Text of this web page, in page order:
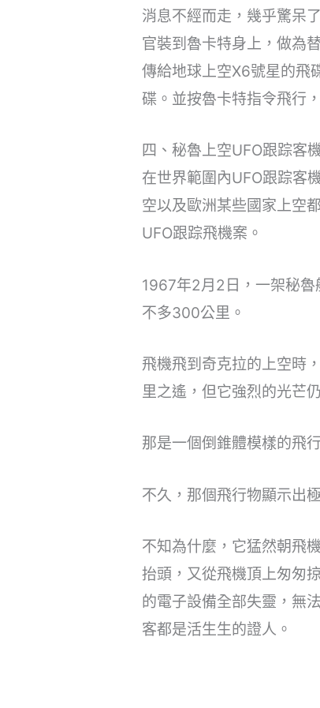
消息不經而走，幾乎驚呆
官裝到魯卡特身上，做為
傳給地球上空X6號星的飛
碟。並按魯卡特指令飛行
四、秘魯上空UFO跟踪客
在世界範圍內UFO跟踪客
空以及歐洲某些國家上空
UFO跟踪飛機案。
1967年2月2日，一架秘魯
不多300公里。
飛機飛到奇克拉的上空時
里之遙，但它強烈的光芒
那是一個倒錐體模樣的飛
不久，那個飛行物顯示出
不知為什麼，它猛然朝飛
抬頭，又從飛機頂上匆匆
的電子設備全部失靈，無
客都是活生生的證人。